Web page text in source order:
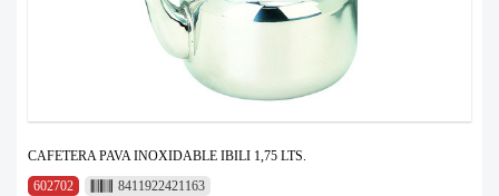
CAFETERA PAVA INOXIDABLE IBILI 1,75 LTS.
602702
8411922421163